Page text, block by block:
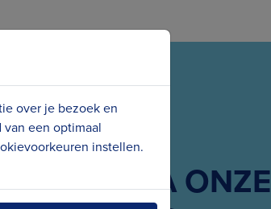
ONS VIA ONZE
over je bezoek en
een optimaal
instellen.